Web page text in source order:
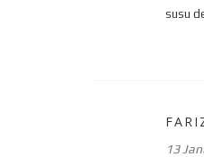
susu
13